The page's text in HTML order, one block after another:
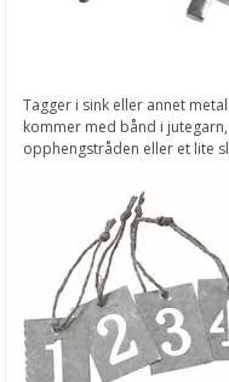
Tagger i sink eller annet
kommer med bånd i
opphengstråden eller et lite